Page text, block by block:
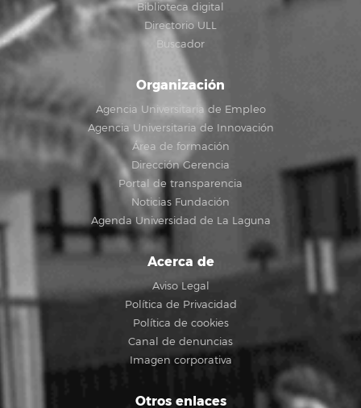
Biblioteca digital
Directorio ULL
Buscador
Organización
Agencia Universitaria de Empleo
Agencia Universitaria de Innovación
Área de formación
Dirección Gerencia
Portal de transparencia
Noticias Fundación
Agenda Universidad de La Laguna
Acerca de
Aviso Legal
Política de Privacidad
Política de cookies
Canal de denuncias
Imagen corporativa
Otros enlaces